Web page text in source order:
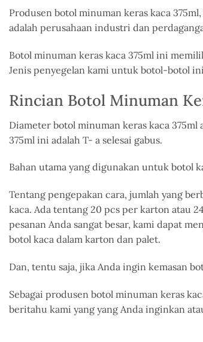
Produsen botol minuman keras kaca
adalah perusahaan industri dan
Botol minuman keras kaca 375ml ini
Jenis penyegelan kami untuk botol-botol
Rincian Botol Minuman
Diameter botol minuman keras kaca 375ml
375ml ini adalah T- a selesai gabus.
Bahan utama yang digunakan untuk botol
Tentang pengepakan cara, jumlah yang
kaca. Ada tentang 20 pcs per karton atau 24
pesanan Anda sangat besar, kami dapat
botol kaca dalam karton dan palet.
Dan, tentu saja, jika Anda ingin kemasan
Sebagai produsen botol minuman keras
beritahu kami yang yang Anda inginkan